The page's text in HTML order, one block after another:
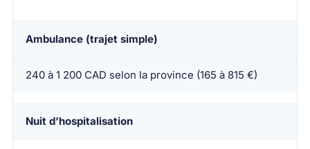
Ambulance (trajet simple)
240 à 1 200 CAD selon la province (165 à 815 €)
Nuit d’hospitalisation